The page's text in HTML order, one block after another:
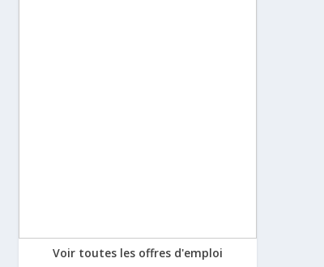
Voir toutes les offres d'emploi